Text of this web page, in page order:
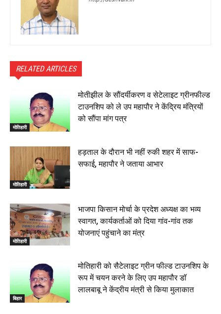
RELATED ARTICLES
मोतिहारी
मोतीझील के सौंदर्यीकरण व सेटेलाइट ग्रीनफील्ड
टाउनशिप को ले उप महापौर ने केंद्रिय मंत्रियों
को सौंपा मांग पत्र
मोतिहारी
हड़ताल के दौरान भी नहीं रुकी शहर में साफ-
सफाई, महापौर ने जताया आभार
मोतिहारी
भाजपा किसान मोर्चा के प्रदेश अध्यक्ष का भव्य
स्वागत, कार्यकर्ताओं को दिया गांव-गांव तक
योजनाएं पहुंचाने का मंत्र
बिहार
मोतिहारी को सैटेलाइट ग्रीन फील्ड टाउनशिप के
रूप में चयन करने के लिए उप महापौर डॉ
लालबाबू ने केंद्रीय मंत्री से किया मुलाकात